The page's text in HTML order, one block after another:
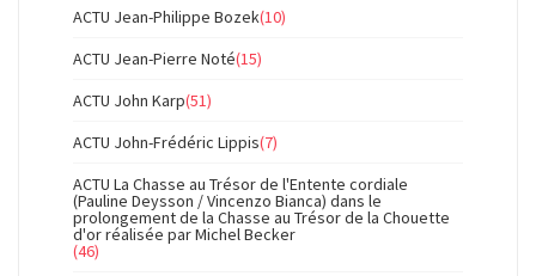
ACTU Jean-Philippe Bozek(10)
ACTU Jean-Pierre Noté(15)
ACTU John Karp(51)
ACTU John-Frédéric Lippis(7)
ACTU La Chasse au Trésor de l'Entente cordiale
(Pauline Deysson / Vincenzo Bianca) dans le
prolongement de la Chasse au Trésor de la Chouette
d'or réalisée par Michel Becker
(46)